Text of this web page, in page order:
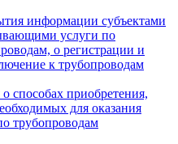
информации субъектами
услуги по
о регистрации и
к трубопроводам
приобретения,
для оказания
трубопроводам